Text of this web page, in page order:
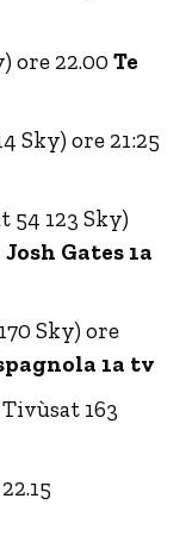
ore 22.00 Te
Sky) ore 21:25
54 123 Sky)
Gates 1a
Sky) ore
1a tv
163